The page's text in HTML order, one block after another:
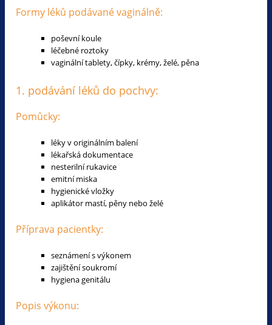
Formy léků podávané vaginálně:
poševní koule
léčebné roztoky
vaginální tablety, čípky, krémy, želé, pěna
1. podávání léků do pochvy:
Pomůcky:
léky v originálním balení
lékařská dokumentace
nesterilní rukavice
emitní miska
hygienické vložky
aplikátor mastí, pěny nebo želé
Příprava pacientky:
seznámení s výkonem
zajištění soukromí
hygiena genitálu
Popis výkonu: